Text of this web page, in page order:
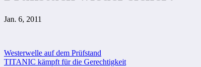
Jan. 6, 2011
Beitragsnavigation
Westerwelle auf dem Prüfstand
TITANIC kämpft für die Gerechtigkeit